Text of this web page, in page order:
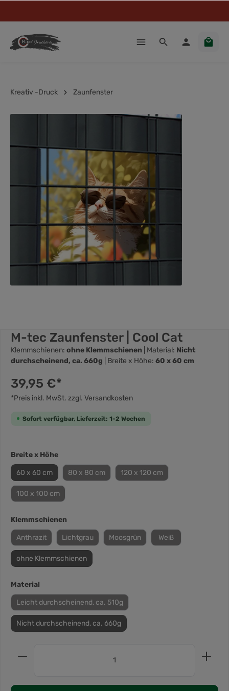
Kreativ -Druck Zaunfenster
M-tec Zaunfenster | Cool Cat
Klemmschienen: ohne Klemmschienen | Material: Nicht
durchscheinend, ca. 660g
| Breite x Höhe: 60 x 60 cm
39,95 €*
*Preis inkl. MwSt. zzgl. Versandkosten
Sofort verfügbar, Lieferzeit: 1-2 Wochen
Breite x Höhe
60 x 60 cm 80 x 80 cm 120 x 120 cm
100 x 100 cm
Klemmschienen
Anthrazit Lichtgrau Moosgrün Weiß
ohne Klemmschienen
Material
Leicht durchscheinend, ca. 510g
Nicht durchscheinend, ca. 660g